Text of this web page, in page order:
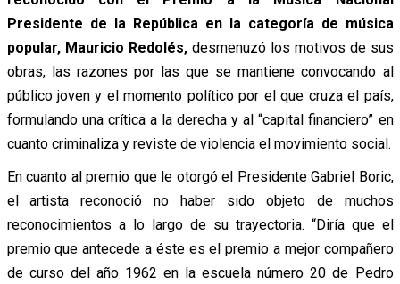
Presidente de la República en la categoría de música
popular, Mauricio Redolés,desmenuzó los motivos de sus
obras, las razones por las que se mantiene convocando al
público joven y el momento político por el que cruza el país,
formulando una crítica a la derecha y al “capital financiero” en
cuanto criminaliza y reviste de violencia el movimiento social.
En cuanto al premio que le otorgó el Presidente Gabriel Boric,
el artista reconoció no haber sido objeto de muchos
reconocimientos a lo largo de su trayectoria. “Diría que el
premio que antecede a éste es el premio a mejor compañero
de curso del año 1962 en la escuela número 20 de Pedro